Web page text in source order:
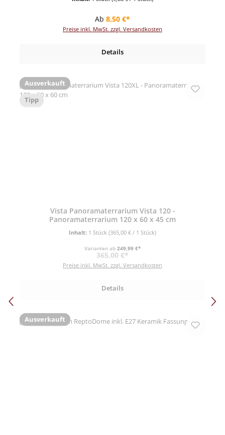
Regulärer Preis:
Ab 8,50 €*
Preise inkl. MwSt. zzgl. Versandkosten
Details
Ausverkauft
Tipp
Vista Panoramaterrarium Vista 120 -
Panoramaterrarium 120 x 60 x 45 cm
Inhalt: 1 Stück (365,00 € / 1 Stück)
Varianten ab 249,99 €*
Regulärer Preis:
365,00 €*
Preise inkl. MwSt. zzgl. Versandkosten
Details
Ausverkauft